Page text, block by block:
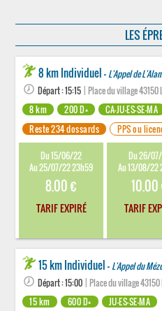
LES
8 km Individuel - L'Appel de
Départ : 15:15 | Place du village 43150
8 km
200 D+
CA-JU-ES-SE-MA
Reste 234 dossards
PPS ou
Du 15/06/22
Au 25/07/22 23h59
8.00 €
TARIF EXPIRÉ
Du 26/
Au 13/08/22
10.00
TARIF
15 km Individuel - L'Appel du
Départ : 15:00 | Place du village
15 km
600 D+ JU-ES-SE-MA